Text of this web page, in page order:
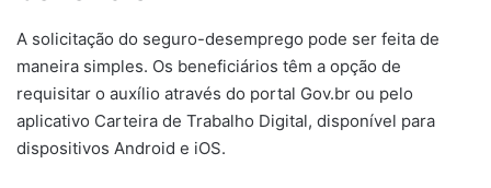
A solicitação do seguro-desemprego pode ser feita de
maneira simples. Os beneficiários têm a opção de
requisitar o auxílio através do portal Gov.br ou pelo
aplicativo Carteira de Trabalho Digital, disponível para
dispositivos Android e iOS.